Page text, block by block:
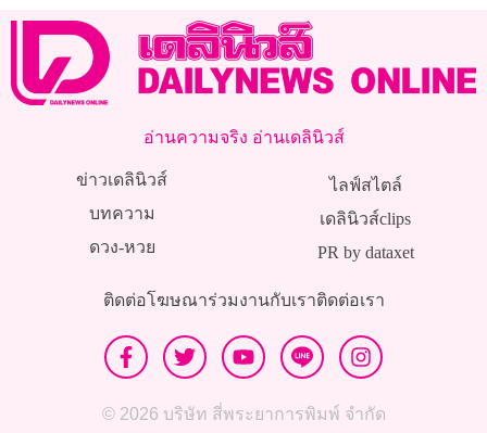
อ่านความจริง อ่านเดลินิวส์
ข่าวเดลินิวส์
บทความ
ดวง-หวย
ไลฟ์สไตล์
เดลินิวส์clips
PR by dataxet
ติดต่อโฆษณาร่วมงานกับเราติดต่อเรา
© 2026 บริษัท สี่พระยาการพิมพ์ จำกัด